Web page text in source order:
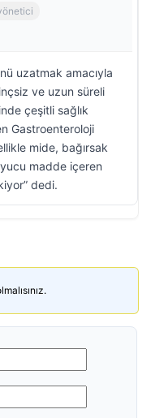
uzatmak amacıyla
ve uzun süreli
çeşitli sağlık
Gastroenteroloji
mide, bağırsak
madde içeren
dedi.